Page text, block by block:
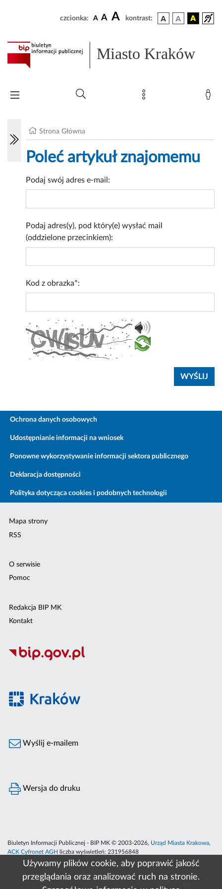
Używamy plików cookie, aby poprawić jakość
przeglądania oraz analizować ruch na stronie.
czcionka: A A A kontrast:
Miasto Kraków
Strona Główna
Poleć artykuł znajomemu
Podaj swój adres e-mail:
Podaj adres(y), pod który(e) wysłać mail
(oddzielone przecinkiem):
Kod z obrazka*:
Ochrona danych osobowych
Udostępnianie informacji na wniosek
Ponowne wykorzystywanie informacji sektora publicznego
Deklaracja dostępności
Polityka dotycząca cookies i podobnych technologii
Mapa strony
RSS
O serwisie
Pomoc
Redakcja BIP MK
Kontakt
Wyślij e-mailem
Wersja do druku
Biuletyn Informacji Publicznej - BIP MK © 2003-2026, Urząd Miasta Krakowa,
ACK Cyfronet AGH
liczba wyświetleń: 231956848